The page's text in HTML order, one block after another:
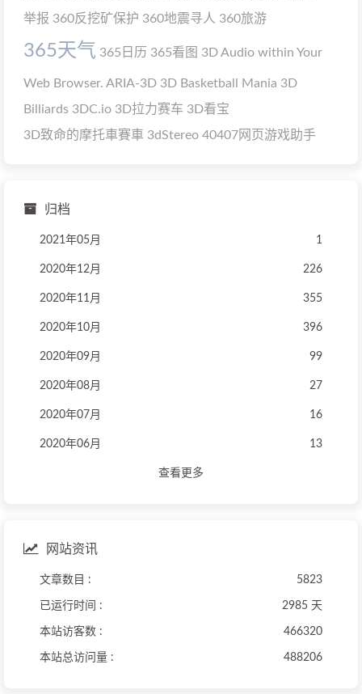
举报 360反挖矿保护 360地震寻人 360旅游
365天气 365日历 365看图 3D Audio within Your
Web Browser. ARIA-3D 3D Basketball Mania 3D
Billiards 3DC.io 3D拉力赛车 3D看宝
3D致命的摩托車賽車 3dStereo 40407网页游戏助手
归档
2021年05月 1
2020年12月 226
2020年11月 355
2020年10月 396
2020年09月 99
2020年08月 27
2020年07月 16
2020年06月 13
查看更多
网站资讯
文章数目 : 5823
已运行时间 : 2985 天
本站访客数 : 466320
本站总访问量 : 488206